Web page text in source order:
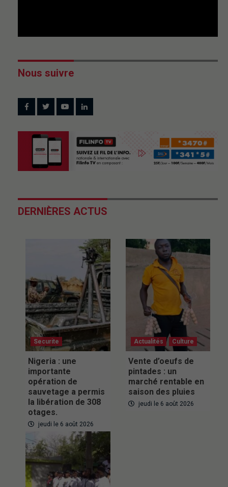
Nous suivre
DERNIÈRES ACTUS
Securite
Nigeria : une
importante
opération de
sauvetage a permis
la libération de 308
otages.
jeudi le 6 août 2026
Actualités Culture
Vente d’oeufs de
pintades : un
marché rentable en
saison des pluies
jeudi le 6 août 2026